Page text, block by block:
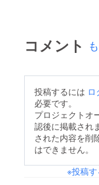
コメント
投稿するには ロ
必要です。
プロジェクトオ
認後に掲載され
された内容を削
はできません。
※投稿